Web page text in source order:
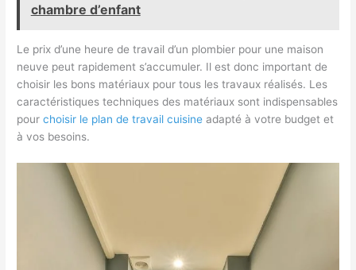
chambre d’enfant
Le prix d’une heure de travail d’un plombier pour une maison
neuve peut rapidement s’accumuler. Il est donc important de
choisir les bons matériaux pour tous les travaux réalisés. Les
caractéristiques techniques des matériaux sont indispensables
pourchoisir le plan de travail cuisine adapté à votre budget et
à vos besoins.